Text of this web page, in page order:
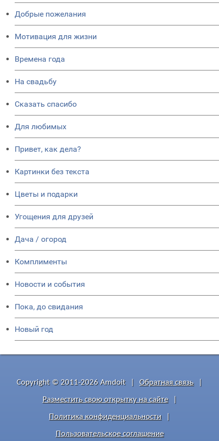
Добрые пожелания
Мотивация для жизни
Времена года
На свадьбу
Сказать спасибо
Для любимых
Привет, как дела?
Картинки без текста
Цветы и подарки
Угощения для друзей
Дача / огород
Комплименты
Новости и события
Пока, до свидания
Новый год
Copyright © 2011-2026 Amdoit Обратная связь
Разместить свою открытку на сайте
Политика конфиденциальности
Пользовательское соглашение